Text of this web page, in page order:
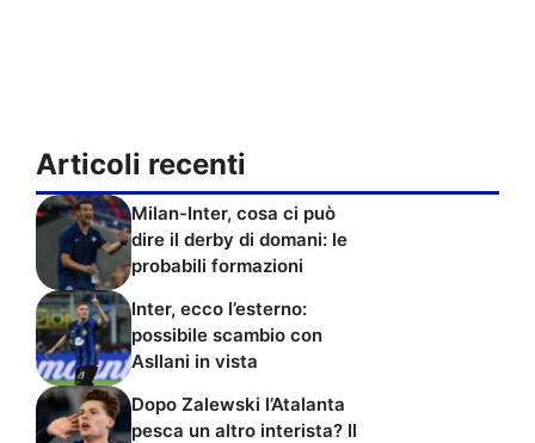
Articoli recenti
Milan-Inter, cosa ci può
dire il derby di domani: le
probabili formazioni
Inter, ecco l’esterno:
possibile scambio con
Asllani in vista
Dopo Zalewski l’Atalanta
pesca un altro interista? Il